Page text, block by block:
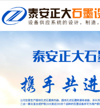
产品展示
新闻动态
精品展示